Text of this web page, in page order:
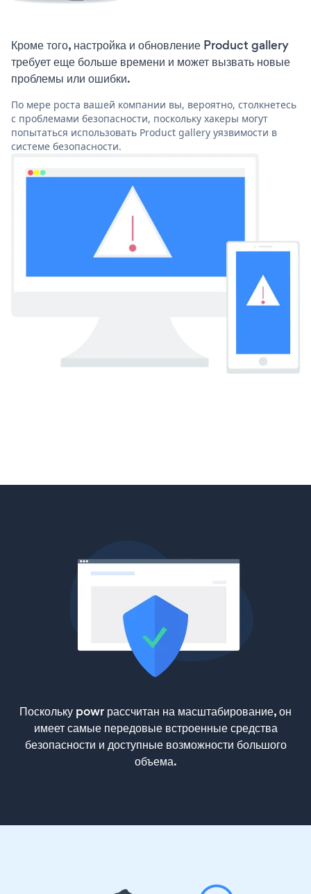
Кроме того, настройка и обновление Product gallery
требует еще больше времени и может вызвать новые
проблемы или ошибки.
По мере роста вашей компании вы, вероятно, столкнетесь
с проблемами безопасности, поскольку хакеры могут
попытаться использовать Product gallery уязвимости в
системе безопасности.
Поскольку powr рассчитан на масштабирование, он
имеет самые передовые встроенные средства
безопасности и доступные возможности большого
объема.